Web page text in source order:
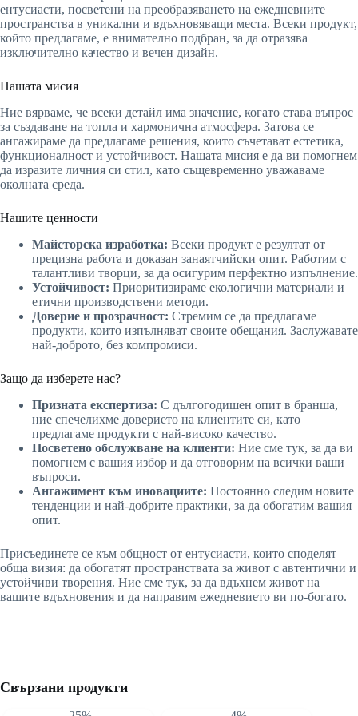
ентусиасти, посветени на преобразяването на ежедневните
пространства в уникални и вдъхновяващи места. Всеки продукт,
който предлагаме, е внимателно подбран, за да отразява
изключително качество и вечен дизайн.
Нашата мисия
Ние вярваме, че всеки детайл има значение, когато става въпрос
за създаване на топла и хармонична атмосфера. Затова се
ангажираме да предлагаме решения, които съчетават естетика,
функционалност и устойчивост. Нашата мисия е да ви помогнем
да изразите личния си стил, като същевременно уважаваме
околната среда.
Нашите ценности
Майсторска изработка: Всеки продукт е резултат от
прецизна работа и доказан занаятчийски опит. Работим с
талантливи творци, за да осигурим перфектно изпълнение.
Устойчивост: Приоритизираме екологични материали и
етични производствени методи.
Доверие и прозрачност: Стремим се да предлагаме
продукти, които изпълняват своите обещания. Заслужавате
най-доброто, без компромиси.
Защо да изберете нас?
Призната експертиза: С дългогодишен опит в бранша,
ние спечелихме доверието на клиентите си, като
предлагаме продукти с най-високо качество.
Посветено обслужване на клиенти: Ние сме тук, за да ви
помогнем с вашия избор и да отговорим на всички ваши
въпроси.
Ангажимент към иновациите: Постоянно следим новите
тенденции и най-добрите практики, за да обогатим вашия
опит.
Присъединете се към общност от ентусиасти, които споделят
обща визия: да обогатят пространствата за живот с автентични и
устойчиви творения. Ние сме тук, за да вдъхнем живот на
вашите вдъхновения и да направим ежедневието ви по-богато.
Свързани продукти